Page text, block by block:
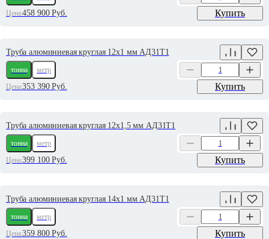
Цена:458 900Руб. Купить
Труба алюминиевая круглая 12х1 мм АД31Т1
тонна
метр
Цена:353 390Руб. Купить
Труба алюминиевая круглая 12х1,5 мм АД31Т1
тонна
метр
Цена:399 100Руб. Купить
Труба алюминиевая круглая 14х1 мм АД31Т1
тонна
метр
Цена:359 800Руб. Купить